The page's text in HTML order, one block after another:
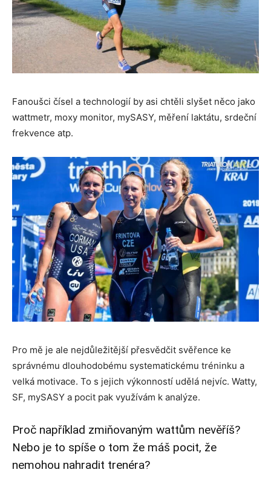
Fanoušci čísel a technologií by asi chtěli slyšet něco jako
wattmetr, moxy monitor, mySASY, měření laktátu, srdeční
frekvence atp.
Pro mě je ale nejdůležitější přesvědčit svěřence ke
správnému dlouhodobému systematickému tréninku a
velká motivace. To s jejich výkonností udělá nejvíc. Watty,
SF, mySASY a pocit pak využívám k analýze.
Proč například zmiňovaným wattům nevěříš?
Nebo je to spíše o tom že máš pocit, že
nemohou nahradit trenéra?